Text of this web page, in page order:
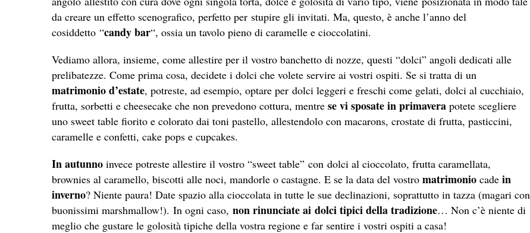
da creare un effetto scenografico, perfetto per stupire gli invitati. Ma, questo, è anche l’anno del
cosiddetto “candy bar“, ossia un tavolo pieno di caramelle e cioccolatini.
Vediamo allora, insieme, come allestire per il vostro banchetto di nozze, questi “dolci” angoli dedicati alle
prelibatezze. Come prima cosa, decidete i dolci che volete servire ai vostri ospiti. Se si tratta di un
matrimonio d’estate, potreste, ad esempio, optare per dolci leggeri e freschi come gelati, dolci al cucchiaio,
frutta, sorbetti e cheesecake che non prevedono cottura, mentre se vi sposate in primavera potete scegliere
uno sweet table fiorito e colorato dai toni pastello, allestendolo con macarons, crostate di frutta, pasticcini,
caramelle e confetti, cake pops e cupcakes.
In autunno invece potreste allestire il vostro “sweet table” con dolci al cioccolato, frutta caramellata,
brownies al caramello, biscotti alle noci, mandorle o castagne. E se la data del vostro matrimonio cade in
inverno? Niente paura! Date spazio alla cioccolata in tutte le sue declinazioni, soprattutto in tazza (magari con
buonissimi marshmallow!). In ogni caso, non rinunciate ai dolci tipici della tradizione… Non c’è niente di
meglio che gustare le golosità tipiche della vostra regione e far sentire i vostri ospiti a casa!